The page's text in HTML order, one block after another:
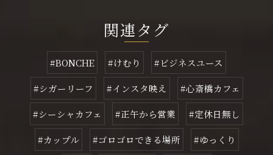
関連タグ
#BONCHE #けむり
#ビジネスユース
#シガーリーフ
#インスタ映え
#心斎橋カフェ
#シーシャカフェ
#正午から営業
#定休日無し
#カップル
#ゴロゴロできる場所
#ゆっくり